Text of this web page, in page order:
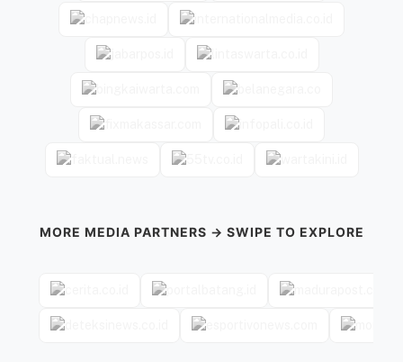
MORE MEDIA PARTNERS → SWIPE TO EXPLORE